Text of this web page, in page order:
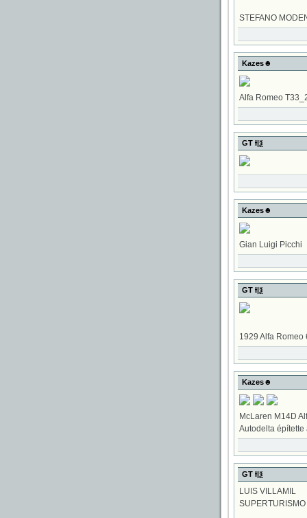
STEFANO
Kazes☻
Alfa Romeo
GT Ɨ|ѯ
Kazes☻
Gian Luigi Picchi
GT Ɨ|ѯ
1929 Alfa Romeo
Kazes☻
McLaren M14D
Autodelta építette
GT Ɨ|ѯ
LUIS VILLAMIL